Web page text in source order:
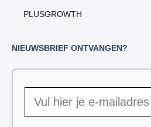
PLUSGROWTH
NIEUWSBRIEF ONTVANGEN?